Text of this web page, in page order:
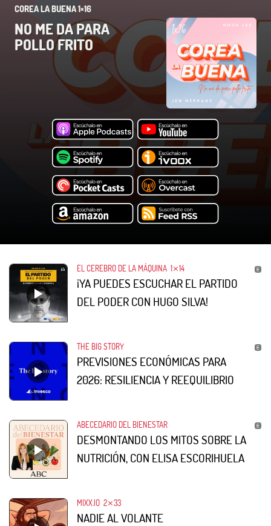
COREA LA BUENA 1×16
NO ME DA PARA
POLLO FRITO
EL CEREBRO DE LA MÁQUINA 1⨯14
¡YA PUEDES ESCUCHAR EL PARTIDO
DEL PODER CON HUGO SILVA!
THE BIG STORY
PREVISIONES ECONÓMICAS PARA
2026: RESILIENCIA Y REEQUILIBRIO
ABECEDARIO DEL BIENESTAR
DESMONTANDO LOS MITOS SOBRE LA
NUTRICIÓN, CON ELISA ESCORIHUELA
MIXX.IO 2⨯33
NADIE AL VOLANTE